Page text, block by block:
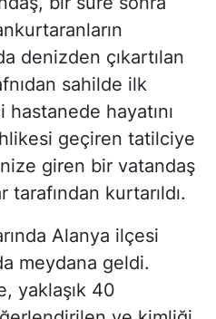
denizden çıkartılan
sahilde ilk
hayatını
geçiren tatilciye
giren bir vatandaş
kurtarıldı.
Alanya ilçesi
meydana geldi.
yaklaşık 40